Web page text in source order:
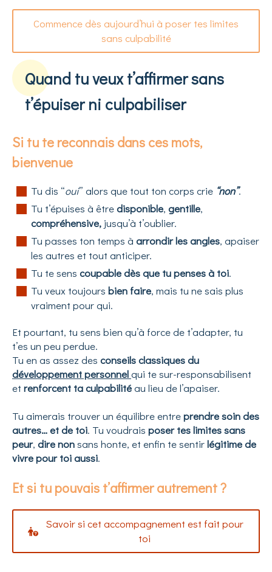
Commence dès aujourd’hui à poser tes limites
sans culpabilité
Quand tu veux t’affirmer sans
t’épuiser ni culpabiliser
Si tu te reconnais dans ces mots,
bienvenue
Tu dis “oui” alors que tout ton corps crie“non”.
Tu t’épuises à êtredisponible, gentille,
compréhensive,jusqu’à t’oublier.
Tu passes ton temps à arrondir les angles, apaiser
les autres et tout anticiper.
Tu te sens coupable dès que tu penses à toi.
Tu veux toujours bien faire, mais tu ne sais plus
vraiment pour qui.
Et pourtant, tu sens bien qu’à force de t’adapter, tu
t’es un peu perdue.
Tu en as assez des conseils classiques du
développement personnelqui te sur-responsabilisent
et renforcent ta culpabilitéau lieu de l’apaiser.
Tu aimerais trouver un équilibre entreprendre soin des
autres… et de toi. Tu voudrais poser tes limites sans
peur, dire nonsans honte, et enfin te sentirlégitime de
vivre pour toi aussi.
Et si tu pouvais t’affirmer autrement ?
Savoir si cet accompagnement est fait pour
toi